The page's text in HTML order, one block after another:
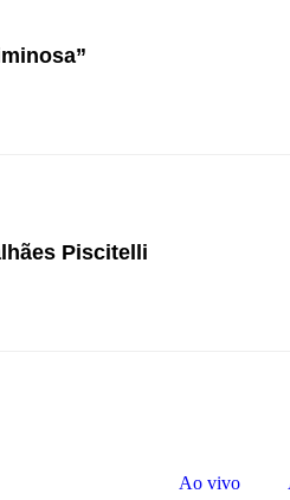
Piscitelli
Ao vivo